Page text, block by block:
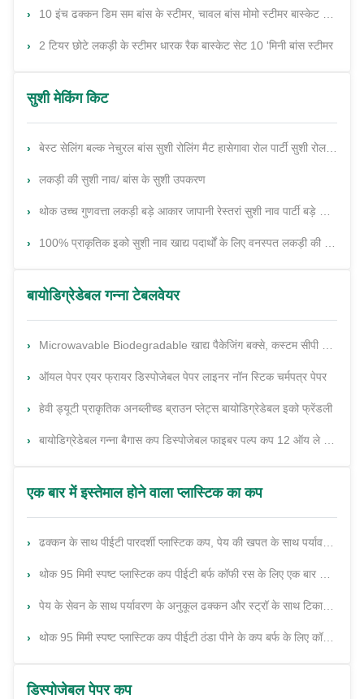
10 इंच ढक्कन डिम सम बांस के स्टीमर, चावल बांस मोमो स्टीमर बास्केट किचन
2 टियर छोटे लकड़ी के स्टीमर धारक रैक बास्केट सेट 10 'मिनी बांस स्टीमर
सुशी मेकिंग किट
बेस्ट सेलिंग बल्क नेचुरल बांस सुशी रोलिंग मैट हासेगावा रोल पार्टी सुशी रोल निर्माता के लिए ओपीपी पैकेजिंग मैट
लकड़ी की सुशी नाव/ बांस के सुशी उपकरण
थोक उच्च गुणवत्ता लकड़ी बड़े आकार जापानी रेस्तरां सुशी नाव पार्टी बड़े Abs सुशी नाव सुशी के लिए
100% प्राकृतिक इको सुशी नाव खाद्य पदार्थों के लिए वनस्पत लकड़ी की नाव सुशी ट्रे फास्ट फूड
बायोडिग्रेडेबल गन्ना टेबलवेयर
Microwavable Biodegradable खाद्य पैकेजिंग बक्से, कस्टम सीपी बॉक्स बाहर ले
ऑयल पेपर एयर फ्रायर डिस्पोजेबल पेपर लाइनर नॉन स्टिक चर्मपत्र पेपर
हेवी ड्यूटी प्राकृतिक अनब्लीच्ड ब्राउन प्लेट्स बायोडिग्रेडेबल इको फ्रेंडली
बायोडिग्रेडेबल गन्ना बैगास कप डिस्पोजेबल फाइबर पल्प कप 12 ऑय ले आउट
एक बार में इस्तेमाल होने वाला प्लास्टिक का कप
ढक्कन के साथ पीईटी पारदर्शी प्लास्टिक कप, पेय की खपत के साथ पर्यावरण के अनुकूल पारदर्शी प्लास्टिक कप
थोक 95 मिमी स्पष्ट प्लास्टिक कप पीईटी बर्फ कॉफी रस के लिए एक बार का उपयोग पीने का कप बोबा
पेय के सेवन के साथ पर्यावरण के अनुकूल ढक्कन और स्ट्रॉ के साथ टिकाऊ पारदर्शी पीईटी प्लास्टिक कप
थोक 95 मिमी स्पष्ट प्लास्टिक कप पीईटी ठंडा पीने के कप बर्फ के लिए कॉफी रस बोबा दूध चाय बुलबुला कप बियर
डिस्पोजेबल पेपर कप